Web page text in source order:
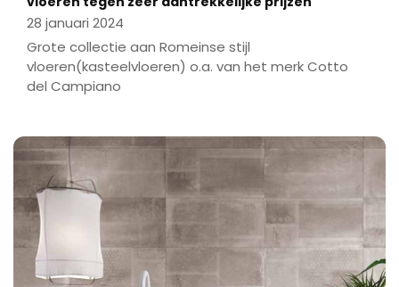
GIGATEGELSTORE BREDA NEDERLAND
4813 AH Breda +31(0)767504980
breda@gigategelstore.com
Maandag 12:00 – 18:00
28 januari 2024
Grote collectie aan Romeinse stijl
vloeren(kasteelvloeren) o.a. van het merk Cotto
del Campiano